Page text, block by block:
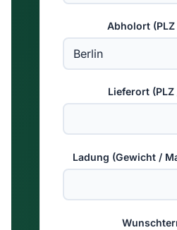
Abholort
Lieferort
Ladung (Gewicht /